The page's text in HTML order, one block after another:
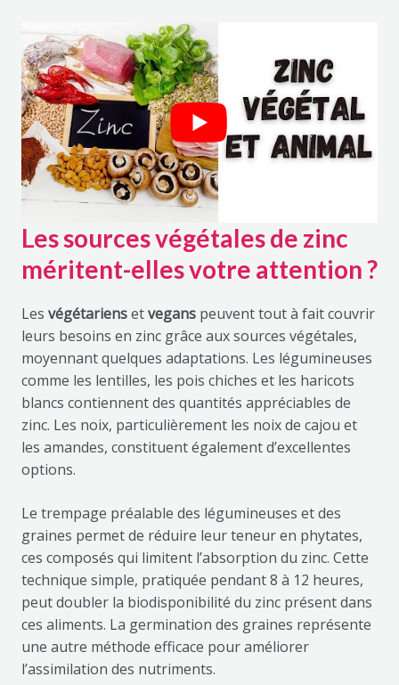
Les sources végétales de zinc
méritent-elles votre attention ?
Les végétariensetveganspeuvent tout à fait couvrir
leurs besoins en zinc grâce aux sources végétales,
moyennant quelques adaptations. Les légumineuses
comme les lentilles, les pois chiches et les haricots
blancs contiennent des quantités appréciables de
zinc. Les noix, particulièrement les noix de cajou et
les amandes, constituent également d’excellentes
options.
Le trempage préalable des légumineuses et des
graines permet de réduire leur teneur en phytates,
ces composés qui limitent l’absorption du zinc. Cette
technique simple, pratiquée pendant 8 à 12 heures,
peut doubler la biodisponibilité du zinc présent dans
ces aliments. La germination des graines représente
une autre méthode efficace pour améliorer
l’assimilation des nutriments.